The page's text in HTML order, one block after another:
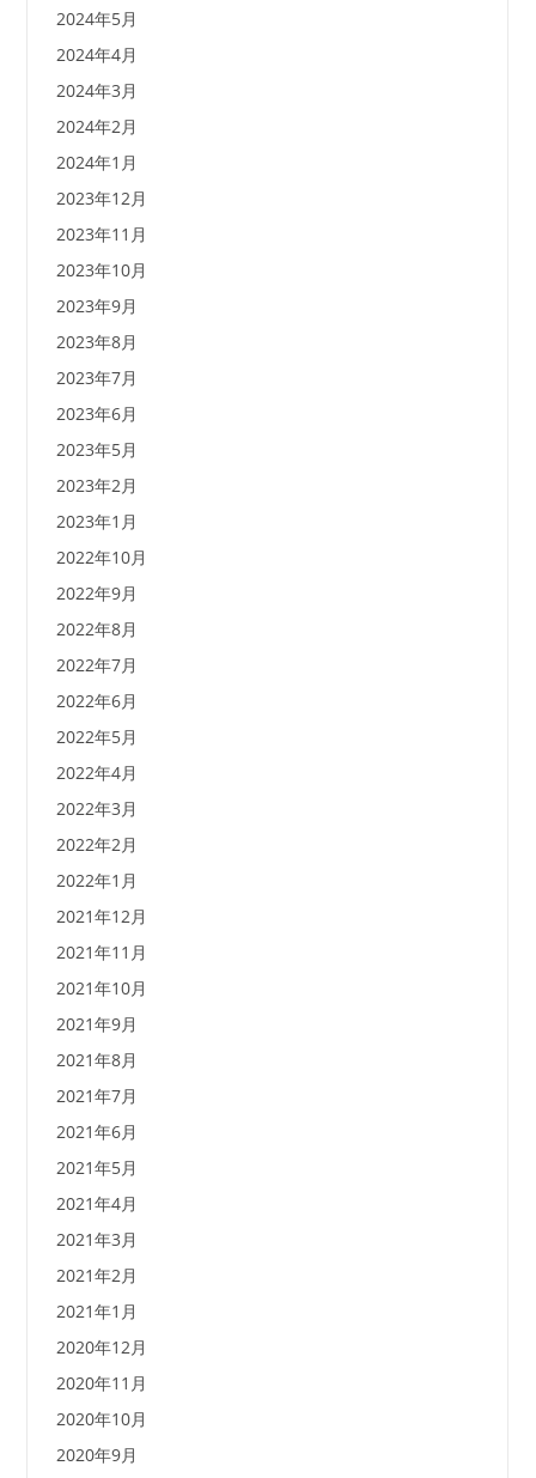
2024年5月
2024年4月
2024年3月
2024年2月
2024年1月
2023年12月
2023年11月
2023年10月
2023年9月
2023年8月
2023年7月
2023年6月
2023年5月
2023年2月
2023年1月
2022年10月
2022年9月
2022年8月
2022年7月
2022年6月
2022年5月
2022年4月
2022年3月
2022年2月
2022年1月
2021年12月
2021年11月
2021年10月
2021年9月
2021年8月
2021年7月
2021年6月
2021年5月
2021年4月
2021年3月
2021年2月
2021年1月
2020年12月
2020年11月
2020年10月
2020年9月